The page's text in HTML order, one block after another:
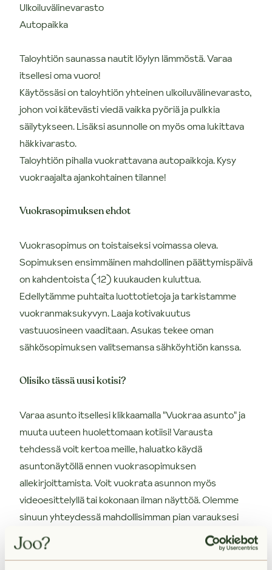
Ulkoiluvälinevarasto
Autopaikka
Taloyhtiön saunassa nautit löylyn lämmöstä. Varaa
itsellesi oma vuoro!
Käytössäsi on taloyhtiön yhteinen ulkoiluvälinevarasto,
johon voi kätevästi viedä vaikka pyöriä ja pulkkia
säilytykseen. Lisäksi asunnolle on myös oma lukittava
häkkivarasto.
Taloyhtiön pihalla vuokrattavana autopaikkoja. Kysy
vuokraajalta ajankohtainen tilanne!
Vuokrasopimuksen ehdot
Vuokrasopimus on toistaiseksi voimassa oleva.
Sopimuksen ensimmäinen mahdollinen päättymispäivä
on kahdentoista (12) kuukauden kuluttua.
Edellytämme puhtaita luottotietoja ja tarkistamme
vuokranmaksukyvyn. Laaja kotivakuutus
vastuuosineen vaaditaan. Asukas tekee oman
sähkösopimuksen valitsemansa sähköyhtiön kanssa.
Olisiko tässä uusi kotisi?
Varaa asunto itsellesi klikkaamalla "Vuokraa asunto" ja
muuta uuteen huolettomaan kotiisi! Varausta
tehdessä voit kertoa meille, haluatko käydä
asuntonäytöllä ennen vuokrasopimuksen
allekirjoittamista. Voit vuokrata asunnon myös
videoesittelyllä tai kokonaan ilman näyttöä. Olemme
sinuun yhteydessä mahdollisimman pian varauksesi
vastaanottamisen jälkeen.